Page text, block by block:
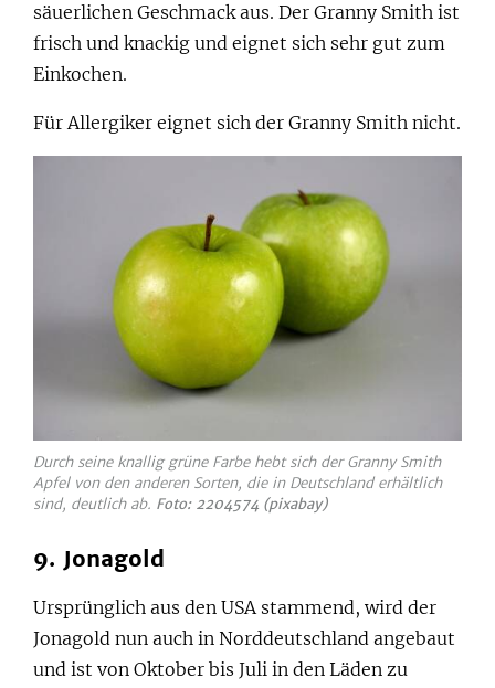
säuerlichen Geschmack aus. Der Granny Smith ist
frisch und knackig und eignet sich sehr gut zum
Einkochen.
Für Allergiker eignet sich der Granny Smith nicht.
Durch seine knallig grüne Farbe hebt sich der Granny Smith
Apfel von den anderen Sorten, die in Deutschland erhältlich
sind, deutlich ab. Foto: 2204574 (pixabay)
9. Jonagold
Ursprünglich aus den USA stammend, wird der
Jonagold nun auch in Norddeutschland angebaut
und ist von Oktober bis Juli in den Läden zu